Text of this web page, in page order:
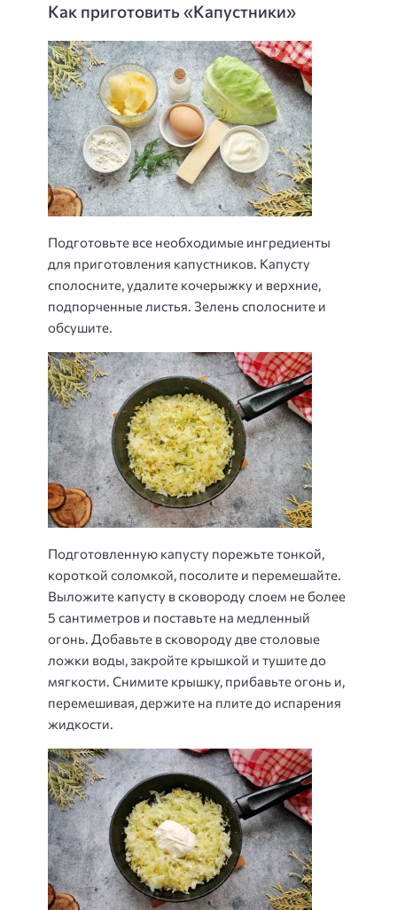
Как приготовить «Капустники»
Подготовьте все необходимые ингредиенты
для приготовления капустников. Капусту
сполосните, удалите кочерыжку и верхние,
подпорченные листья. Зелень сполосните и
обсушите.
Подготовленную капусту порежьте тонкой,
короткой соломкой, посолите и перемешайте.
Выложите капусту в сковороду слоем не более
5 сантиметров и поставьте на медленный
огонь. Добавьте в сковороду две столовые
ложки воды, закройте крышкой и тушите до
мягкости. Снимите крышку, прибавьте огонь и,
перемешивая, держите на плите до испарения
жидкости.